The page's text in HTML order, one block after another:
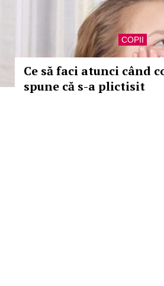
COPII
Ce să faci atunci când
spune că s-a plictisit